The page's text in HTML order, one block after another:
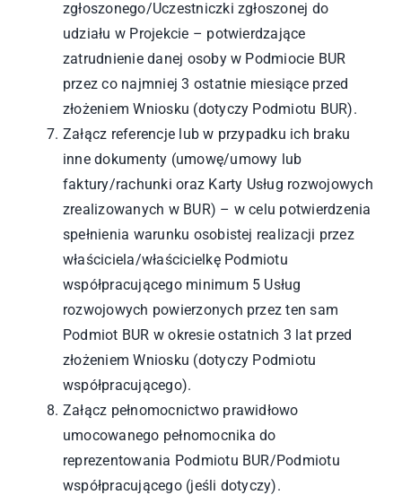
zgłoszonego/Uczestniczki zgłoszonej do
udziału w Projekcie – potwierdzające
zatrudnienie danej osoby w Podmiocie BUR
przez co najmniej 3 ostatnie miesiące przed
złożeniem Wniosku (dotyczy Podmiotu BUR).
Załącz referencje lub w przypadku ich braku
inne dokumenty (umowę/umowy lub
faktury/rachunki oraz Karty Usług rozwojowych
zrealizowanych w BUR) – w celu potwierdzenia
spełnienia warunku osobistej realizacji przez
właściciela/właścicielkę Podmiotu
współpracującego minimum 5 Usług
rozwojowych powierzonych przez ten sam
Podmiot BUR w okresie ostatnich 3 lat przed
złożeniem Wniosku (dotyczy Podmiotu
współpracującego).
Załącz pełnomocnictwo prawidłowo
umocowanego pełnomocnika do
reprezentowania Podmiotu BUR/Podmiotu
współpracującego (jeśli dotyczy).